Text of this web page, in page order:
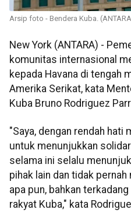
Arsip foto - Bendera Kuba.
New York (ANTARA) -
komunitas internasional
kepada Havana di tengah
Amerika Serikat, kata
Kuba Bruno Rodriguez
"Saya, dengan rendah hati
untuk menunjukkan
selama ini selalu
pihak lain dan tidak
apa pun, bahkan
rakyat Kuba," kata